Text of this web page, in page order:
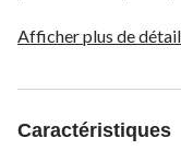
Afficher plus de
Caractéristiques